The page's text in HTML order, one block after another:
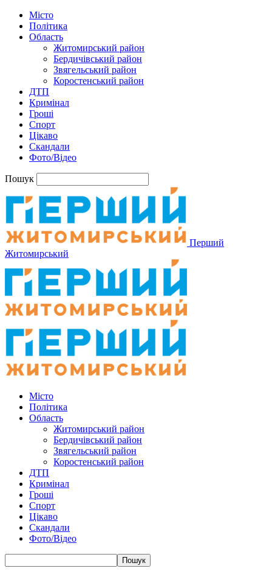
Місто
Політика
Область
Житомирський район
Бердичівський район
Звягельський район
Коростенський район
ДТП
Кримінал
Гроші
Спорт
Цікаво
Скандали
Фото/Відео
Пошук
Перший
Житомирський
Місто
Політика
Область
Житомирський район
Бердичівський район
Звягельський район
Коростенський район
ДТП
Кримінал
Гроші
Спорт
Цікаво
Скандали
Фото/Відео